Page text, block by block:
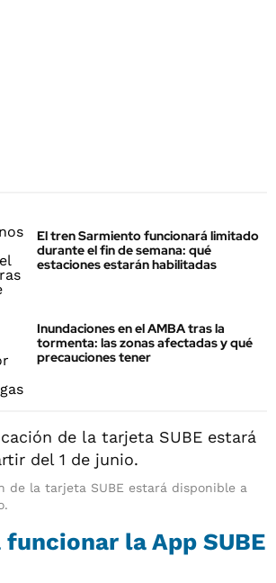
El tren Sarmiento funcionará limitado
durante el fin de semana: qué
estaciones estarán habilitadas
Inundaciones en el AMBA tras la
tormenta: las zonas afectadas y qué
precauciones tener
de la tarjeta SUBE estará disponible a
funcionar la App SUBE